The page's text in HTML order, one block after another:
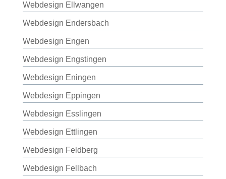
Webdesign Ellwangen
Webdesign Endersbach
Webdesign Engen
Webdesign Engstingen
Webdesign Eningen
Webdesign Eppingen
Webdesign Esslingen
Webdesign Ettlingen
Webdesign Feldberg
Webdesign Fellbach